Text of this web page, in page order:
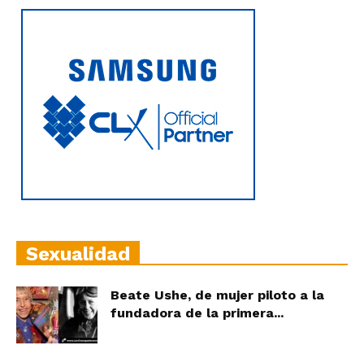
Sexualidad
Beate Ushe, de mujer piloto a la
fundadora de la primera...